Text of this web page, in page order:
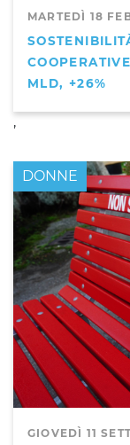
MARTEDÌ 18
MLD, +26%
,
GIOVEDÌ 11
DONNE